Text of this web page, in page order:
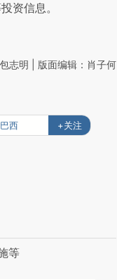
资信息。
志明 | 版面编辑：肖子何
西 +关注
等